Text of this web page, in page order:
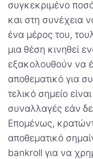
συγκεκριμένο
και στη συνέχεια
ένα μέρος του,
μια θέση κινηθεί
εξακολουθούν να
αποθεματικό για
τελικό σημείο
συναλλαγές εάν
Επομένως,
αποθεματικό
bankroll για να